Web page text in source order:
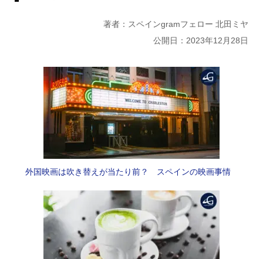
著者：スペインgramフェロー 北田ミヤ
公開日：2023年12月28日
外国映画は吹き替えが当たり前？ スペインの映画事情